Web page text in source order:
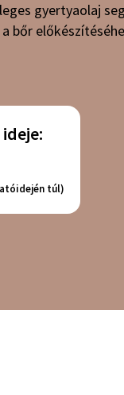
gyertyaolaj
a bőr
túl)